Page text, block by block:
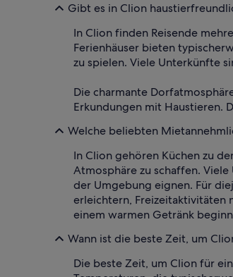
Gibt es in Clion
In Clion finden Reisende
Ferienhäuser bieten
zu spielen. Viele Unterkünfte
Die charmante
Erkundungen mit Haustieren.
Welche beliebten
In Clion gehören Küchen zu
Atmosphäre zu schaffen.
der Umgebung eignen. Für
erleichtern, Freizeitaktivitäten
einem warmen Getränk
Wann ist die beste Zeit, um
Die beste Zeit, um Clion für